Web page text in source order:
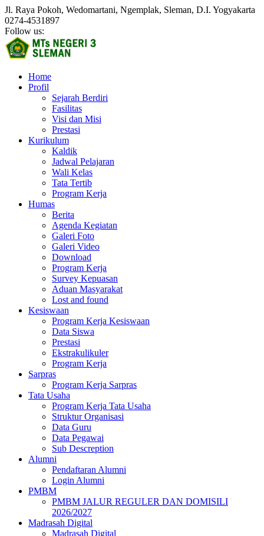
Jl. Raya Pokoh, Wedomartani, Ngemplak, Sleman, D.I. Yogyakarta
0274-4531897
Follow us:
Home
Profil
Sejarah Berdiri
Fasilitas
Visi dan Misi
Prestasi
Kurikulum
Kaldik
Jadwal Pelajaran
Wali Kelas
Tata Tertib
Program Kerja
Humas
Berita
Agenda Kegiatan
Galeri Foto
Galeri Video
Download
Program Kerja
Survey Kepuasan
Aduan Masyarakat
Lost and found
Kesiswaan
Program Kerja Kesiswaan
Data Siswa
Prestasi
Ekstrakulikuler
Program Kerja
Sarpras
Program Kerja Sarpras
Tata Usaha
Program Kerja Tata Usaha
Struktur Organisasi
Data Guru
Data Pegawai
Sub Descreption
Alumni
Pendaftaran Alumni
Login Alumni
PMBM
PMBM JALUR REGULER DAN DOMISILI
2026/2027
Madrasah Digital
Madrasah Digital